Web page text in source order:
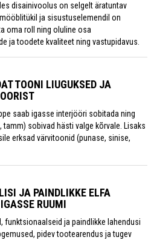
disainivoolus on selgelt äratuntav
ja sisustuselemendil on
oma roll ning oluline osa
ja toodete kvaliteet ning vastupidavus.
TOONI LIUGUKSED JA
saab igasse interjööri sobitada ning
tamm) sobivad hästi valge kõrvale. Lisaks
erksad värvitoonid (punase, sinise,
JA PAINDLIKKE ELFA
RUUMI
funktsionaalseid ja paindlikke lahendusi
pidev tootearendus ja tugev